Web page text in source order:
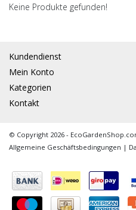
Keine Produkte gefunden!
Kundendienst
Mein Konto
Kategorien
Kontakt
© Copyright 2026 -
Allgemeine Geschäftsbedingungen |